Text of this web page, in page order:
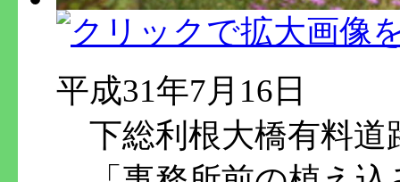
平成31年7月16日
下総利根大橋有料道